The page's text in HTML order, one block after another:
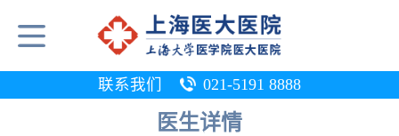
联系我们 021-5191 8888
医生详情